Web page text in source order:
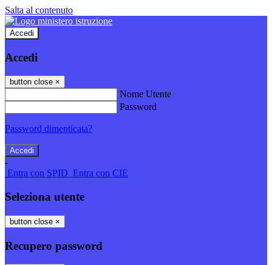
Salta al contenuto
Accedi
Accedi
button close ×
Nome Utente
Password
Password dimenticata?
-
Entra con SPID Entra con CIE
Seleziona utente
button close ×
Recupero password